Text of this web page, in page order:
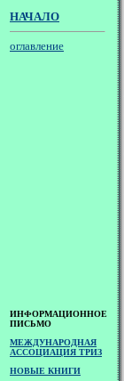
НАЧАЛО
оглавление
ИНФОРМАЦИОННОЕ
ПИСЬМО
МЕЖДУНАРОДНАЯ
АССОЦИАЦИЯ ТРИЗ
НОВЫЕ КНИГИ